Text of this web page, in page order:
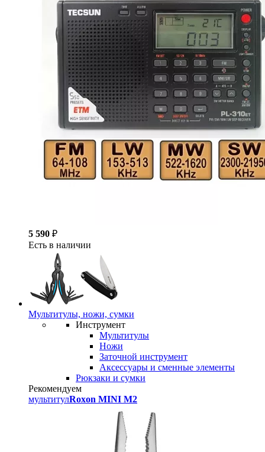
5 590 ₽
Есть в наличии
Мультитулы, ножи, сумки
Инструмент
Мультитулы
Ножи
Заточной инструмент
Аксессуары и сменные элементы
Рюкзаки и сумки
Рекомендуем
мультитулRoxon MINI M2